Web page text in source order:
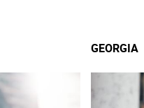
GEORGIA